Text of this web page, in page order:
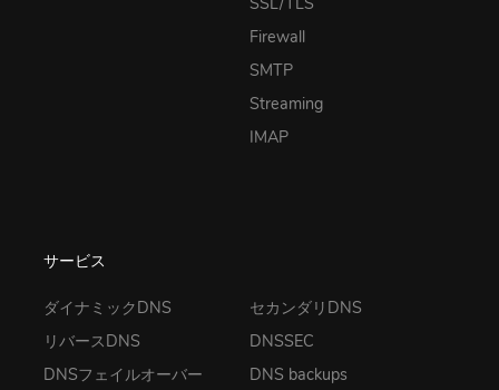
Firewall
SMTP
Streaming
IMAP
サービス
ダイナミックDNS
リバースDNS
DNSフェイルオーバー
セカンダリDNS
DNSSEC
DNS backups